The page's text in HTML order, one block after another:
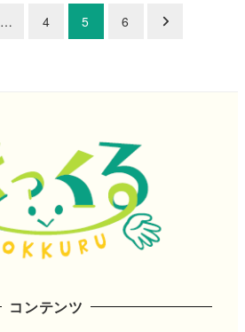
… 4 5 6
コンテンツ